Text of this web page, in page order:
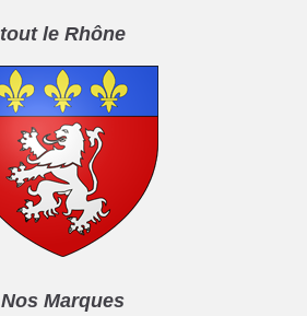
tout le Rhône
Nos Marques